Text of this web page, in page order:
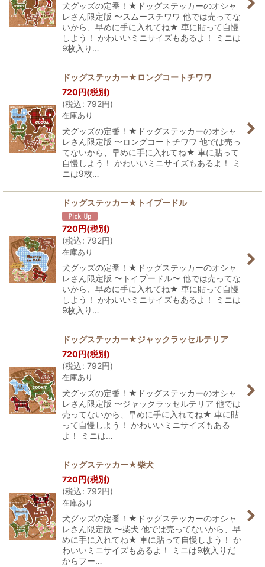
犬グッズの定番！★ドッグステッカーのオシャ
レさん限定版 〜スムースチワワ 他では売ってな
いから、早めに手に入れてね★ 車に貼って自慢
しよう！ かわいいミニサイズもあるよ！ ミニは
9枚入り…
ドッグステッカー★ロングコートチワワ
720円(税別)
(税込: 792円)
在庫あり
犬グッズの定番！★ドッグステッカーのオシャ
レさん限定版 〜ロングコートチワワ 他では売っ
てないから、早めに手に入れてね★ 車に貼って
自慢しよう！ かわいいミニサイズもあるよ！ ミ
ニは9枚…
ドッグステッカー★トイプードル
720円(税別)
(税込: 792円)
在庫あり
犬グッズの定番！★ドッグステッカーのオシャ
レさん限定版 〜トイプードル〜 他では売ってな
いから、早めに手に入れてね★ 車に貼って自慢
しよう！ かわいいミニサイズもあるよ！ ミニは
9枚入り…
ドッグステッカー★ジャックラッセルテリア
720円(税別)
(税込: 792円)
在庫あり
犬グッズの定番！★ドッグステッカーのオシャ
レさん限定版 〜ジャックラッセルテリア 他では
売ってないから、早めに手に入れてね★ 車に貼
って自慢しよう！ かわいいミニサイズもある
よ！ ミニは…
ドッグステッカー★柴犬
720円(税別)
(税込: 792円)
在庫あり
犬グッズの定番！★ドッグステッカーのオシャ
レさん限定版 〜柴犬 他では売ってないから、早
めに手に入れてね★ 車に貼って自慢しよう！ か
わいいミニサイズもあるよ！ ミニは9枚入りだ
からフー…